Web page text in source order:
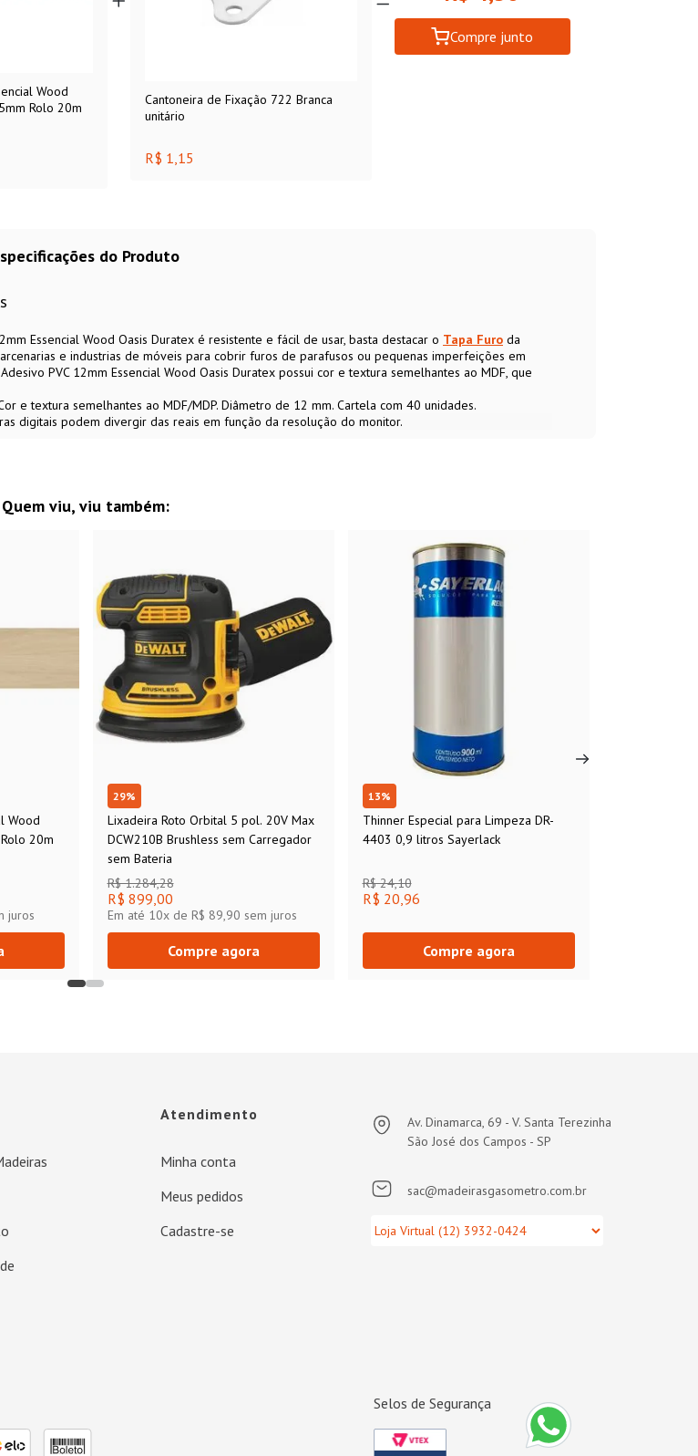
Wood
Rolo 20m
Cantoneira de Fixação 722 Branca
unitário
R$ 1,15
Compre junto
do Produto
Essencial Wood Oasis Duratex é resistente e fácil de usar, basta destacar o Tapa Furo da
e industrias de móveis para cobrir furos de parafusos ou pequenas imperfeições em
Adesivo PVC 12mm Essencial Wood Oasis Duratex possui cor e textura semelhantes ao MDF, que
e textura semelhantes ao MDF/MDP. Diâmetro de 12 mm. Cartela com 40 unidades.
digitais podem divergir das reais em função da resolução do monitor.
Quem viu, viu também:
Wood
20m
juros
29%
Lixadeira Roto Orbital 5 pol. 20V Max
DCW210B Brushless sem Carregador
sem Bateria
R$ 1.284,28
R$ 899,00
Em até 10x de R$ 89,90 sem juros
Compre agora
13%
Thinner Especial para Limpeza DR-
4403 0,9 litros Sayerlack
R$ 24,10
R$ 20,96
Compre agora
Atendimento
Minha conta
Meus pedidos
Cadastre-se
Av. Dinamarca, 69 - V. Santa Terezinha
São José dos Campos - SP
sac@madeirasgasometro.com.br
Selos de Segurança